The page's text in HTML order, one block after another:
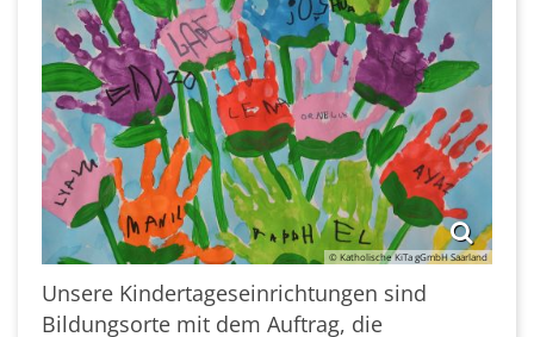
© Katholische KiTa gGmbH Saarland
Unsere Kindertageseinrichtungen sind
Bildungsorte mit dem Auftrag, die